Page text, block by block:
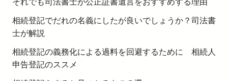
相続登記でだれの名義にしたが良いでしょうか？司法書
士が解説
相続登記の義務化による過料を回避するために 相続人
申告登記のススメ